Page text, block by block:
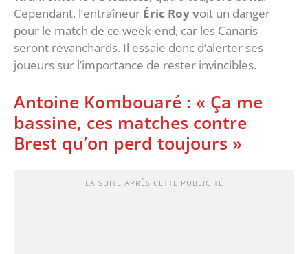
Cependant, l’entraîneur Éric Roy voit un danger
pour le match de ce week-end, car les Canaris
seront revanchards. Il essaie donc d’alerter ses
joueurs sur l’importance de rester invincibles.
Antoine Kombouaré : « Ça me
bassine, ces matches contre
Brest qu’on perd toujours »
LA SUITE APRÈS CETTE PUBLICITÉ